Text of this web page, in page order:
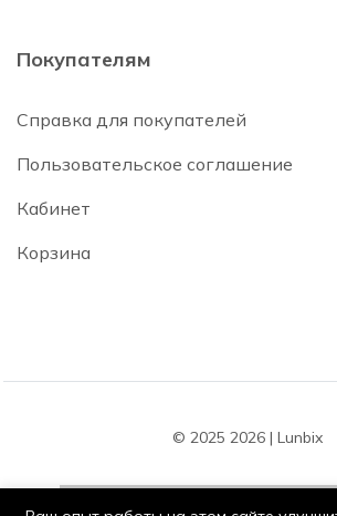
Покупателям
Справка для покупателей
Пользовательское соглашение
Кабинет
Корзина
© 2025 2026 | Lunbix